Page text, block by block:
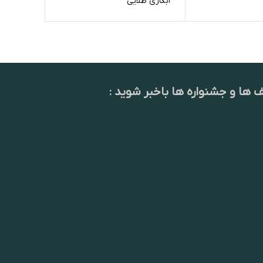
ها و جشنواره ها باخبر شوید :